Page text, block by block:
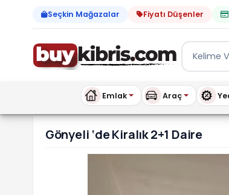
Seçkin Mağazalar Fiyatı Düşenler
Emlak Araç
Gönyeli ‘de Kiralık
Gönyeli ‘de Kiralık 2+1 Daire